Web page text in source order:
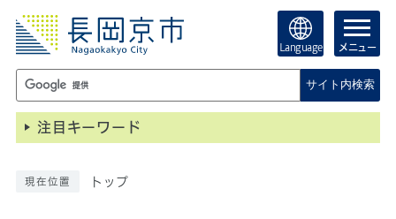
Language メニュー
サイト内検索
注目キーワード
現在位置 トップ